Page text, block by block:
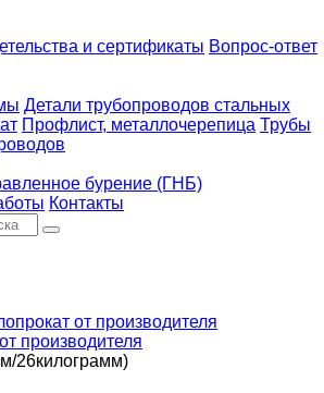
и сертификаты Вопрос-ответ
Детали трубопроводов стальных
Профлист, металлочерепица Трубы
бурение (ГНБ)
Контакты
от производителя
производителя
26килограмм)